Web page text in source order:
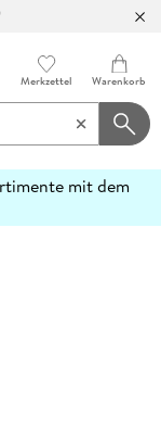
Merkzettel Warenkorb
mit dem